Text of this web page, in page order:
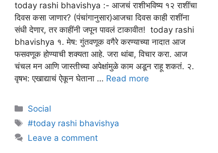
today rashi bhavishya :- आजचं राशीभविष्य १२ राशींचा
दिवस कसा जाणार? (पंचांगानुसार)आजचा दिवस काही राशींना
संधी देणार, तर काहींनी जपून पावलं टाकावीत! today rashi
bhavishya १. मेष: गुंतवणूक वगैरे करण्याच्या नादात आज
फसवणूक होण्याची शक्यता आहे. जरा थांबा, विचार करा. आज
चंचल मन आणि जास्तीच्या अपेक्षांमुळे काम अडून राहू शकतं. २.
वृषभ: एखाद्याचं ऐकून घेताना … Read more
Categories
Social
Tags
#today rashi bhavishya
Leave a comment